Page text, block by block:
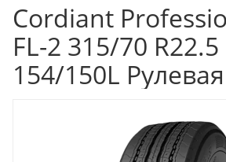
Cordiant
FL-2 315/70 R22.5
154/150L Рулевая